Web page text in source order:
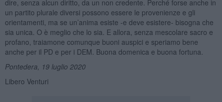
dire, senza alcun diritto, da un non credente. Perché forse anche in
un partito plurale diversi possono essere le provenienze e gli
orientamenti, ma se un’anima esiste -e deve esistere- bisogna che
sia unica. O è meglio che lo sia. E allora, senza mescolare sacro e
profano, traiamone comunque buoni auspici e speriamo bene
anche per il PD e per i DEM. Buona domenica e buona fortuna.
Pontedera, 19 luglio 2020
Libero Venturi